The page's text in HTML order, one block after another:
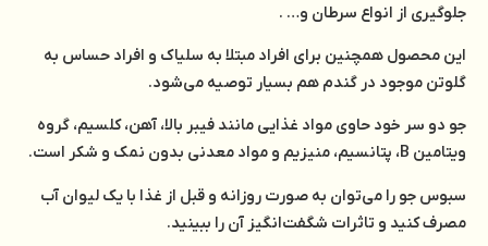
جلوگیری از انواع سرطان و… .
این محصول همچنین برای افراد مبتلا به سلیاک و افراد حساس به
گلوتن موجود در گندم هم بسیار توصیه می‌شود.
جو دو سر خود حاوی مواد غذایی مانند فیبر بالا، آهن، کلسیم، گروه
ویتامین B، پتانسیم، منیزیم و مواد معدنی بدون نمک و شکر است.
سبوس جو را می‌توان به صورت روزانه و قبل از غذا با یک لیوان آب
مصرف کنید و تاثرات شگفت‌انگیز آن را ببینید.